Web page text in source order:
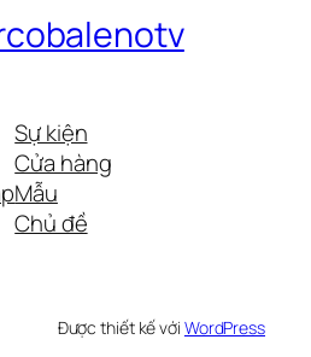
Sự kiện
Cửa hàng
Mẫu
Chủ đề
Được thiết kế với WordPress